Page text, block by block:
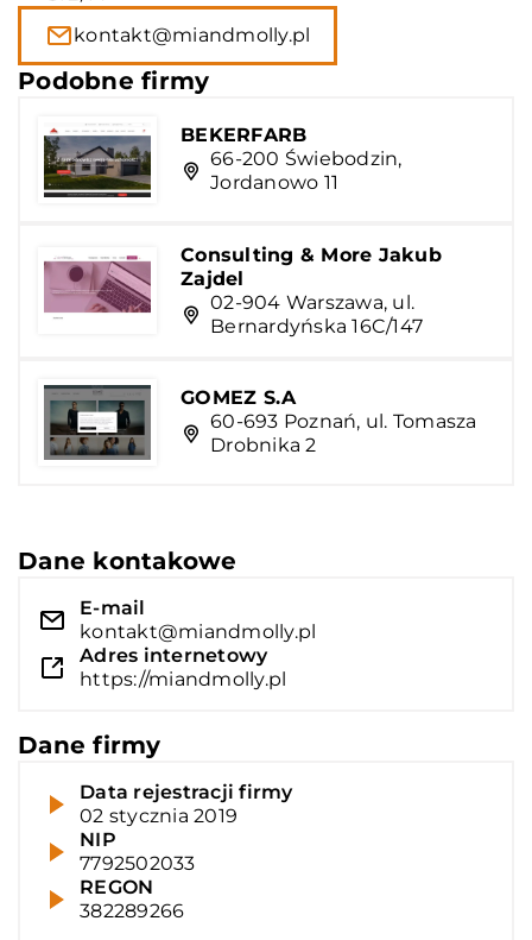
kontakt@miandmolly.pl
Podobne firmy
BEKERFARB
66-200 Świebodzin,
Jordanowo 11
Consulting & More Jakub
Zajdel
02-904 Warszawa, ul.
Bernardyńska 16C/147
GOMEZ S.A
60-693 Poznań, ul. Tomasza
Drobnika 2
Dane kontakowe
E-mail
kontakt@miandmolly.pl
Adres internetowy
https://miandmolly.pl
Dane firmy
Data rejestracji firmy
02 stycznia 2019
NIP
7792502033
REGON
382289266